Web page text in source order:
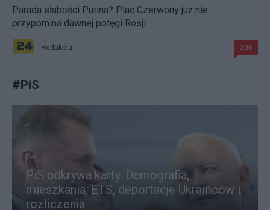
Parada słabości Putina? Plac Czerwony już nie
przypomina dawnej potęgi Rosji
Redakcja 206
#PiS
PiS odkrywa karty. Demografia,
mieszkania, ETS, deportacje Ukraińców i
rozliczenia